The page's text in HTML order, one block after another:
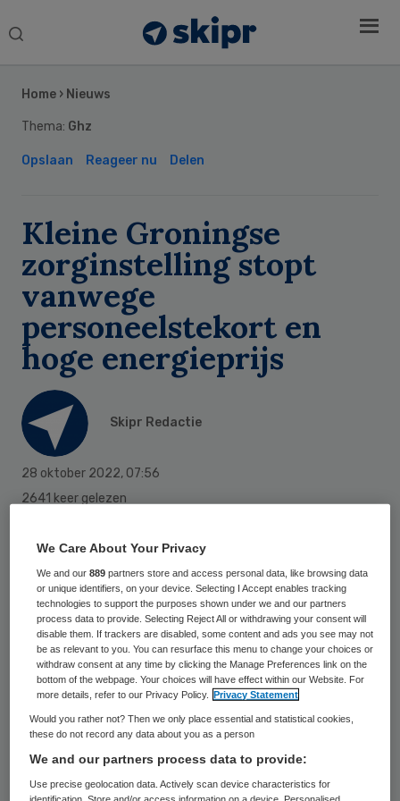
Search
Home › Nieuws
Thema: Ghz
Opslaan Reageer nu Delen
Kleine Groningse
zorginstelling stopt
vanwege
personeelstekort en
hoge energieprijs
Skipr Redactie
28 oktober 2022, 07:56
2641 keer gelezen
De kleine zorginstelling Care for You in het
Groningse Wildervank stopt vanwege de
hoge energieprijzen, de personeelstekorten
en de zware coronapandemie, meldtRTV
Noord. Care for You verleent zorg aan
zestien jongvolwassenen met een
verstandelijke beperking.
Zorgmanager Esra Atabas vertelt aan de
regionale omroep dat het om een zakelijke
Sidebar
We Care About Your Privacy
We and our889 partners store and access personal data, like browsing data
or unique identifiers, on your device. Selecting I Accept enables tracking
technologies to support the purposes shown under we and our partners
process data to provide. Selecting Reject All or withdrawing your consent will
disable them. If trackers are disabled, some content and ads you see may not
be as relevant to you. You can resurface this menu to change your choices or
withdraw consent at any time by clicking the Manage Preferences link on the
bottom of the webpage. Your choices will have effect within our Website. For
more details, refer to our Privacy Policy.
Privacy Statement
Would you rather not? Then we only place essential and statistical cookies,
these do not record any data about you as a person
We and our partners process data to provide:
Use precise geolocation data. Actively scan device characteristics for
identification. Store and/or access information on a device. Personalised